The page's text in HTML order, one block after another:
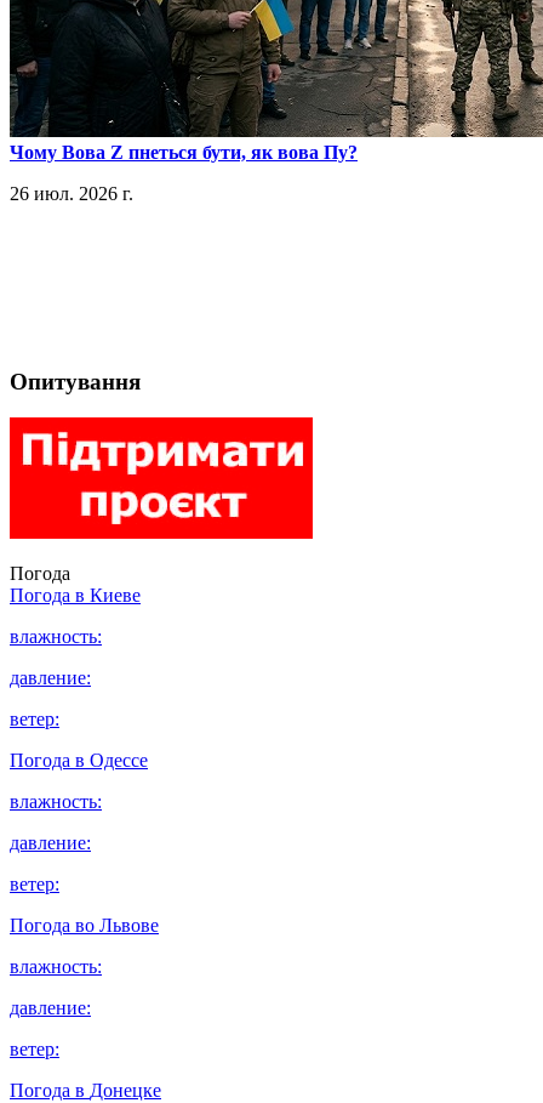
​Чому Вова Z пнеться бути, як вова Пу?
26 июл. 2026 г.
Опитування
Погода
Погода в Киеве
влажность:
давление:
ветер:
Погода в Одессе
влажность:
давление:
ветер:
Погода во Львове
влажность:
давление:
ветер:
Погода в Донецке